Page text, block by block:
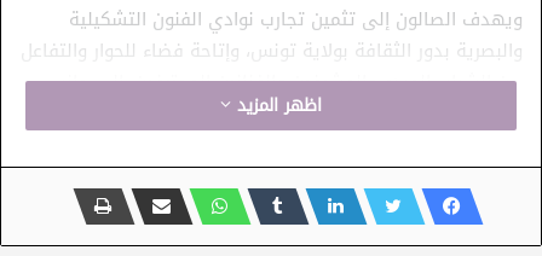
ويهدف الصالون إلى تثمين تجارب نوادي الفنون التشكيلية
والبصرية بدور الثقافة بولاية تونس، وإتاحة فضاء للحوار والتفاعل
بين الشباب المبدع والمشرفين والفنانين المحترفين، إلى جانب
عرض مجموعة من الإبداعات التشكيلية التي تعبّر عن تنوع
الصالون الجهوي لنوادي الفنون التشكيلية والبصرية
اظهر المزيد